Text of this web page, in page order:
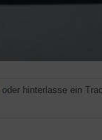
oder hinterlasse ein